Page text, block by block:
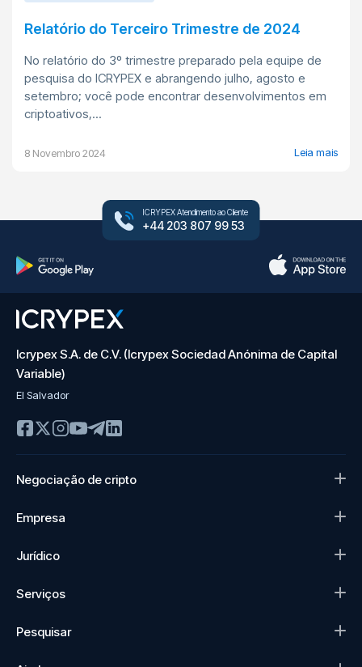
Relatório do Terceiro Trimestre de 2024
No relatório do 3º trimestre preparado pela equipe de
pesquisa do ICRYPEX e abrangendo julho, agosto e
setembro; você pode encontrar desenvolvimentos em
criptoativos,...
8 Novembro 2024 Leia mais
ICRYPEX Atendimento ao Cliente
+44 203 807 99 53
Icrypex S.A. de C.V. (Icrypex Sociedad Anónima de Capital
Variable)
El Salvador
Negociação de cripto
Empresa
Jurídico
Serviços
Pesquisar